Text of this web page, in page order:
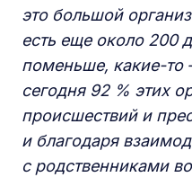
это большой
есть еще около 200
поменьше, какие-то
сегодня 92 % этих
происшествий и
и благодаря
с родственниками